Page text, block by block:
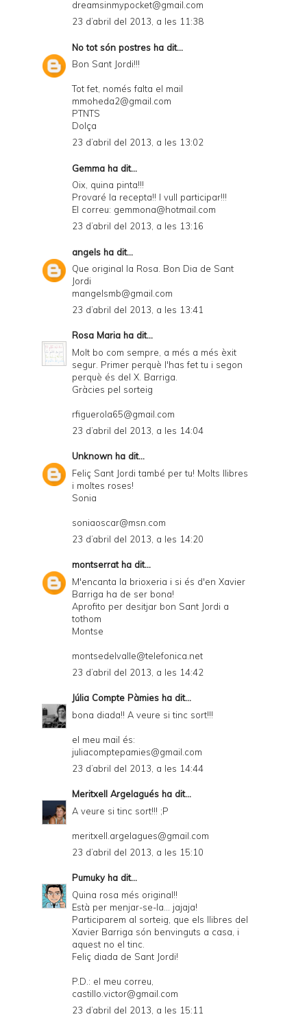
dreamsinmypocket@gmail.com
23 d’abril del 2013, a les 11:38
No tot són postres ha dit...
Bon Sant Jordi!!!
Tot fet, només falta el mail
mmoheda2@gmail.com
PTNTS
Dolça
23 d’abril del 2013, a les 13:02
Gemma ha dit...
Oix, quina pinta!!!
Provaré la recepta!! I vull participar!!!
El correu: gemmona@hotmail.com
23 d’abril del 2013, a les 13:16
angels ha dit...
Que original la Rosa. Bon Dia de Sant
Jordi
mangelsmb@gmail.com
23 d’abril del 2013, a les 13:41
Rosa Maria ha dit...
Molt bo com sempre, a més a més èxit
segur. Primer perquè l'has fet tu i segon
perquè és del X. Barriga.
Gràcies pel sorteig
rfiguerola65@gmail.com
23 d’abril del 2013, a les 14:04
Unknown ha dit...
Feliç Sant Jordi també per tu! Molts llibres
i moltes roses!
Sonia
soniaoscar@msn.com
23 d’abril del 2013, a les 14:20
montserratha dit...
M'encanta la brioxeria i si és d'en Xavier
Barriga ha de ser bona!
Aprofito per desitjar bon Sant Jordi a
tothom
Montse
montsedelvalle@telefonica.net
23 d’abril del 2013, a les 14:42
Júlia Compte Pàmies ha dit...
bona diada!! A veure si tinc sort!!!
el meu mail és:
juliacomptepamies@gmail.com
23 d’abril del 2013, a les 14:44
Meritxell Argelagués ha dit...
A veure si tinc sort!!! ;P
meritxell.argelagues@gmail.com
23 d’abril del 2013, a les 15:10
Pumukyha dit...
Quina rosa més original!!
Està per menjar-se-la... jajaja!
Participarem al sorteig, que els llibres del
Xavier Barriga són benvinguts a casa, i
aquest no el tinc.
Feliç diada de Sant Jordi!
P.D.: el meu correu,
castillo.victor@gmail.com
23 d’abril del 2013, a les 15:11